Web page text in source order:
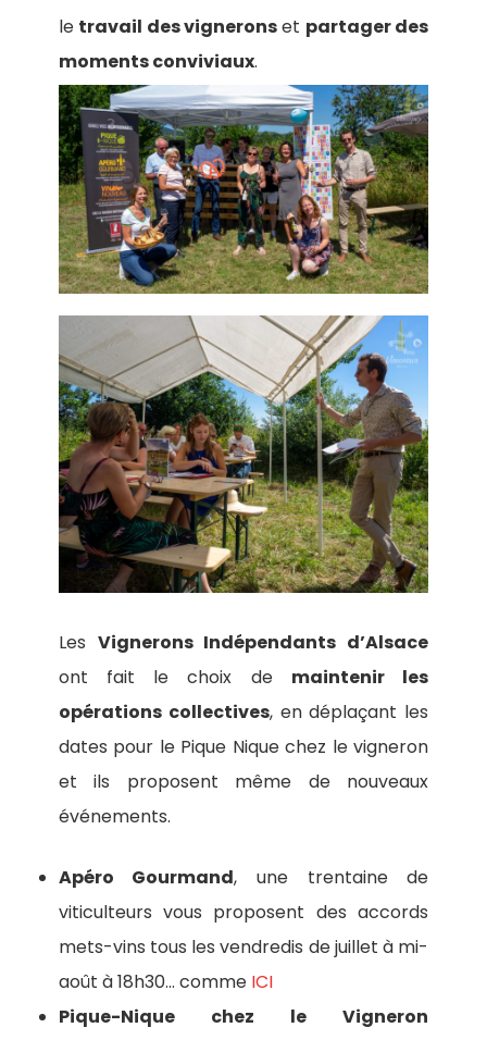
le travail des vigneronset partager des
moments conviviaux.
Les Vignerons Indépendants d’Alsace
ont fait le choix de maintenir les
opérations collectives, en déplaçant les
dates pour le Pique Nique chez le vigneron
et ils proposent même de nouveaux
événements.
Apéro Gourmand, une trentaine de
viticulteurs vous proposent des accords
mets-vins tous les vendredis de juillet à mi-
août à 18h30… comme ICI
Pique-Nique chez le Vigneron